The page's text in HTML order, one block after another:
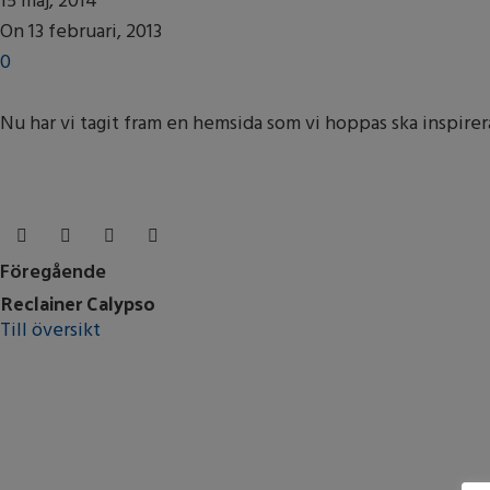
On 13 februari, 2013
0
Nu har vi tagit fram en hemsida som vi hoppas ska
Föregående
Reclainer Calypso
Till översikt